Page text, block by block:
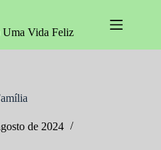
Uma Vida Feliz
de 2024